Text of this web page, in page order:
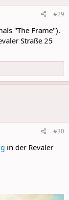
#29
"The Frame").
Straße 25
#30
in der Revaler